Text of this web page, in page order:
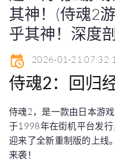
其神！(侍魂2
乎其神！深度
2026-01-21
侍魂2：回归
侍魂2，是一款由日本游
于1998年在街机平台发
迎来了全新重制版的上线
来袭！